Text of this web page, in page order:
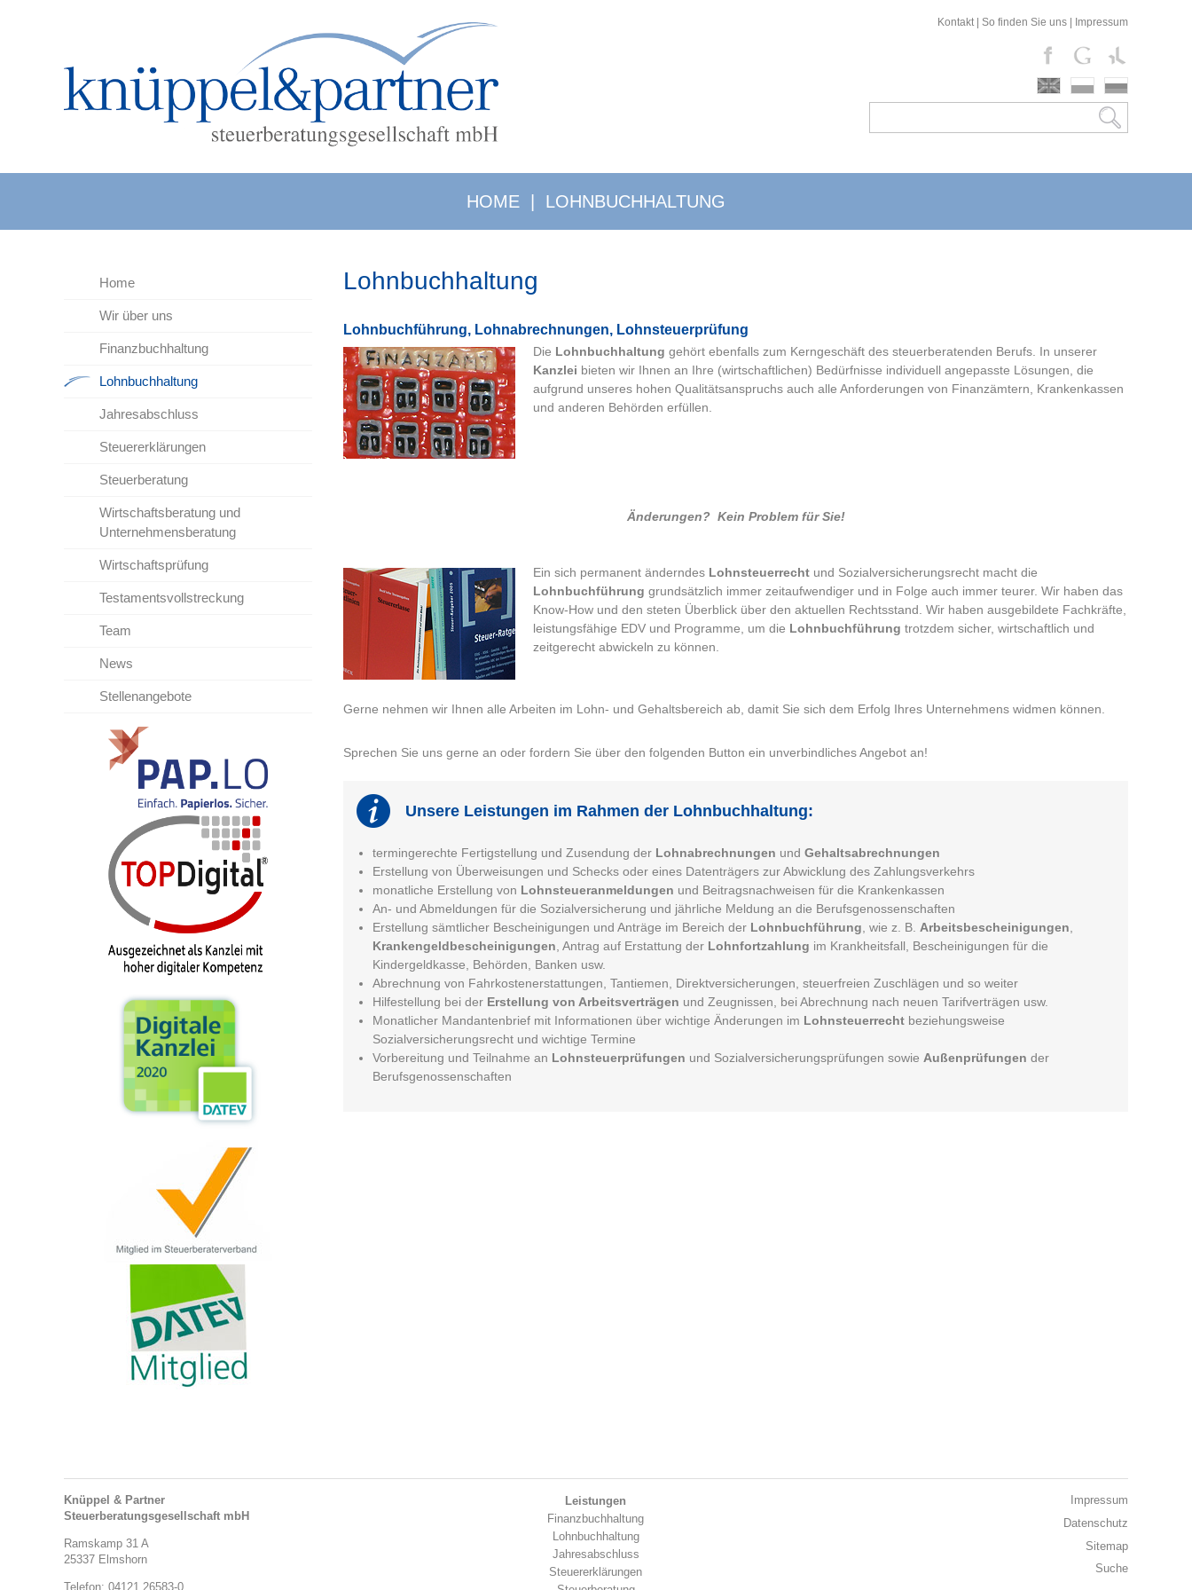
Kontakt| So finden Sie uns Impressum
HOME LOHNBUCHHALTUNG
Home
Wir über uns
Finanzbuchhaltung
Lohnbuchhaltung
Jahresabschluss
Steuererklärungen
Steuerberatung
Wirtschaftsberatung und
Unternehmensberatung
Wirtschaftsprüfung
Testamentsvollstreckung
Team
News
Stellenangebote
Lohnbuchhaltung
Lohn­buch­füh­rung, Lohnabrechnungen, Lohnsteuerprüfung
Die Lohnbuchhaltung gehört ebenfalls zum Kerngeschäft des steuerberatenden Berufs. In unserer
Kanzlei bieten wir Ihnen an Ihre (wirtschaftlichen) Bedürfnisse individuell angepasste Lösungen, die
aufgrund unseres hohen Qualitätsanspruchs auch alle Anforderungen von Finanzämtern, Krankenkassen
und anderen Behörden erfüllen.
Änderungen? Kein Problem für Sie!
Ein sich permanent änderndes Lohnsteuerrecht und Sozialversicherungsrecht macht die
Lohnbuchführung grundsätzlich immer zeitaufwendiger und in Folge auch immer teurer. Wir haben das
Know-How und den steten Überblick über den aktuellen Rechtsstand. Wir haben ausgebildete Fachkräfte,
leistungsfähige EDV und Programme, um die Lohnbuchführung trotzdem sicher, wirtschaftlich und
zeitgerecht abwickeln zu können.
Gerne nehmen wir Ihnen alle Arbeiten im Lohn- und Gehaltsbereich ab, damit Sie sich dem Erfolg Ihres Unternehmens widmen können.
Sprechen Sie uns gerne an oder fordern Sie über den folgenden Button ein unverbindliches Angebot an!
Unsere Leistungen im Rahmen der Lohnbuchhaltung:
termingerechte Fertigstellung und Zusendung der Lohnabrechnungen und Gehaltsabrechnungen
Erstellung von Überweisungen und Schecks oder eines Datenträgers zur Abwicklung des Zahlungsverkehrs
monatliche Erstellung von Lohnsteueranmeldungen und Beitragsnachweisen für die Krankenkassen
An- und Abmeldungen für die Sozialversicherung und jährliche Meldung an die Berufsgenossenschaften
Erstellung sämtlicher Bescheinigungen und Anträge im Bereich der Lohnbuchführung , wie z. B. Arbeitsbescheinigungen
Krankengeldbescheinigungen , Antrag auf Erstattung der Lohnfortzahlung im Krankheitsfall, Bescheinigungen für die
Kindergeldkasse, Behörden, Banken usw.
Abrechnung von Fahrkostenerstattungen, Tantiemen, Direktversicherungen, steuerfreien Zuschlägen und so weiter
Hilfestellung bei der Erstellung von Arbeitsverträgen und Zeugnissen, bei Abrechnung nach neuen Tarifverträgen usw.
Monatlicher Mandantenbrief mit Informationen über wichtige Änderungen im Lohnsteuerrechtbeziehungsweise
Sozialversicherungsrecht und wichtige Termine
Vorbereitung und Teilnahme an Lohnsteuerprüfungen und Sozialversicherungsprüfungen sowie Außenprüfungen der
Berufsgenossenschaften
Knüppel & Partner
Steuerberatungsgesellschaft mbH
Ramskamp 31 A
25337 Elmshorn
Telefon: 04121 26583-0
Leistungen
Finanzbuchhaltung
Lohnbuchhaltung
Jahresabschluss
Steuererklärungen
Impressum
Datenschutz
Sitemap
Suche